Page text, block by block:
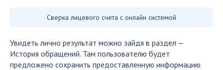
Сверка лицевого счета с онлайн системой
Увидеть лично результат можно зайдя в раздел —
История обращений. Там пользователю будет
предложено сохранить предоставленную информацию